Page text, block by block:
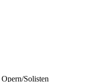
Opern/Solisten